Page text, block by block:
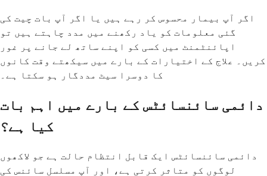
اگر آپ بیمار محسوس کر رہے ہیں یا اگر آپ بات چیت کی
گئی معلومات کو یاد رکھنے میں مدد چاہتے ہیں تو
اپائنٹمنٹ میں کسی کو اپنے ساتھ لے جانے پر غور
کریں۔ علاج کے اختیارات کے بارے میں سیکھتے وقت کانوں
کا دوسرا سیٹ مددگار ہو سکتا ہے۔
دائمی سائنسائٹس کے بارے میں اہم بات
کیا ہے؟
دائمی سائنسائٹس ایک قابل انتظام حالت ہے جو لاکھوں
لوگوں کو متاثر کرتی ہے، اور آپ مسلسل سائنس کی